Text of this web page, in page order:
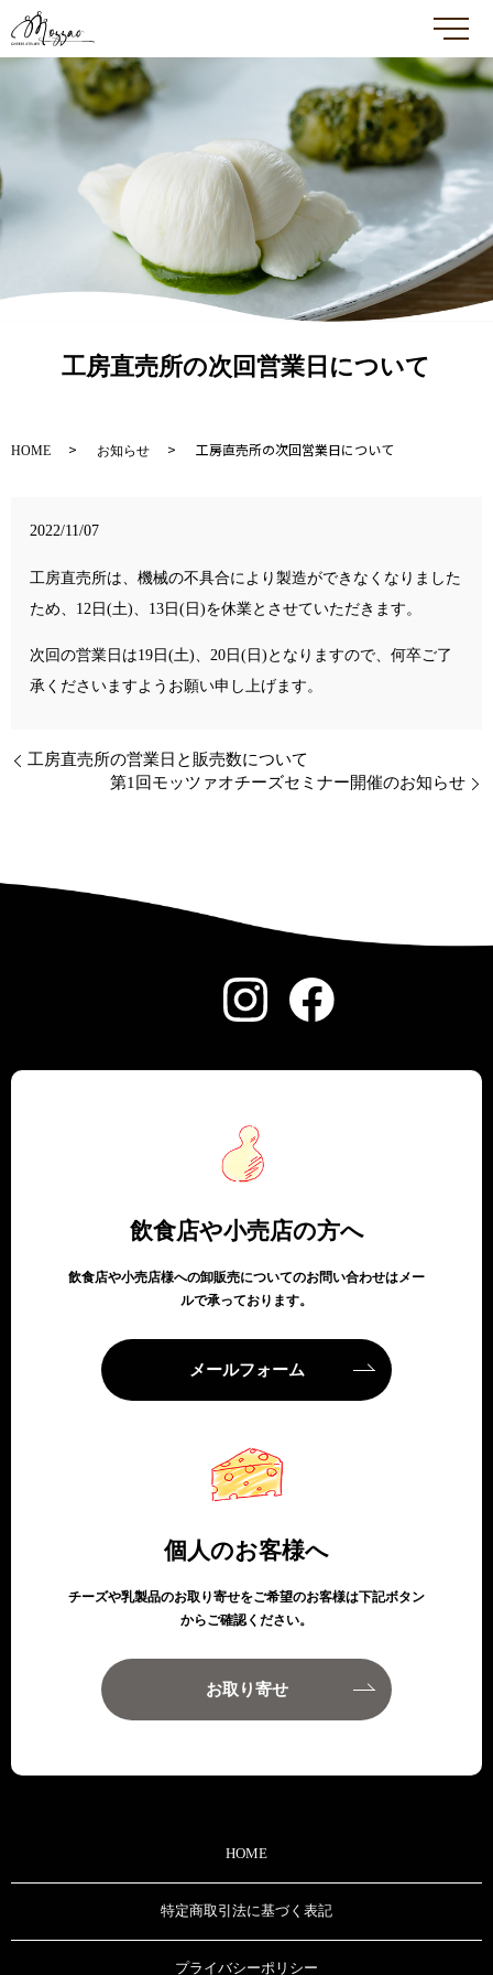
メ
工房直売所の次回営業日について
HOME お知らせ 工房直売所の次回営業日について
2022/11/07
工房直売所は、機械の不具合により製造ができなくなりました
ため、12日(土)、13日(日)を休業とさせていただきます。
次回の営業日は19日(土)、20日(日)となりますので、何卒ご了
承くださいますようお願い申し上げます。
工房直売所の営業日と販売数について
第1回モッツァオチーズセミナー開催のお知らせ
飲食店や小売店の方へ
飲食店や小売店様への卸販売についてのお問い合わせはメー
ルで承っております。
メールフォーム
個人のお客様へ
チーズや乳製品のお取り寄せをご希望のお客様は下記ボタン
からご確認ください。
お取り寄せ
HOME
特定商取引法に基づく表記
プライバシーポリシー